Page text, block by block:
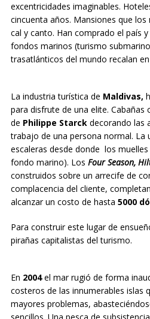
excentricidades imaginables.
cincuenta años. Mansiones que
cal y canto. Han comprado el país
fondos marinos (turismo
trasatlánticos del mundo recalan
La industria turística de Maldivas,
para disfrute de una elite. Cabañas
de Philippe Starck decorando las
trabajo de una persona normal. La
escaleras desde donde los
fondo marino). Los Four Season,
construidos sobre un arrecife de
complacencia del cliente,
alcanzar un costo de hasta 5000
Para construir este lugar de
pirañas capitalistas del turismo.
En 2004el mar rugió de forma
costeros de las innumerables islas
mayores problemas,